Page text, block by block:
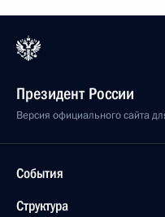
Президент России
Версия официального сайта
События
Структура